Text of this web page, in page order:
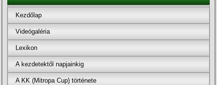
Kezdőlap
Videógaléria
Lexikon
A kezdetektől napjainkig
A KK (Mitropa Cup) története